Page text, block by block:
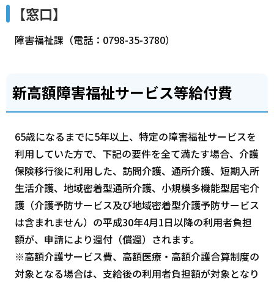
【窓口】
障害福祉課（電話：0798-35-3780）
新高額障害福祉サービス等給付費
65歳になるまでに5年以上、特定の障害福祉サービスを
利用していた方で、下記の要件を全て満たす場合、介護
保険移行後に利用した、訪問介護、通所介護、短期入所
生活介護、地域密着型通所介護、小規模多機能型居宅介
護（介護予防サービス及び地域密着型介護予防サービス
は含まれません）の平成30年4月1日以降の利用者負担
額が、申請により還付（償還）されます。
※高額介護サービス費、高額医療・高額介護合算制度の
対象となる場合は、支給後の利用者負担額が対象となり